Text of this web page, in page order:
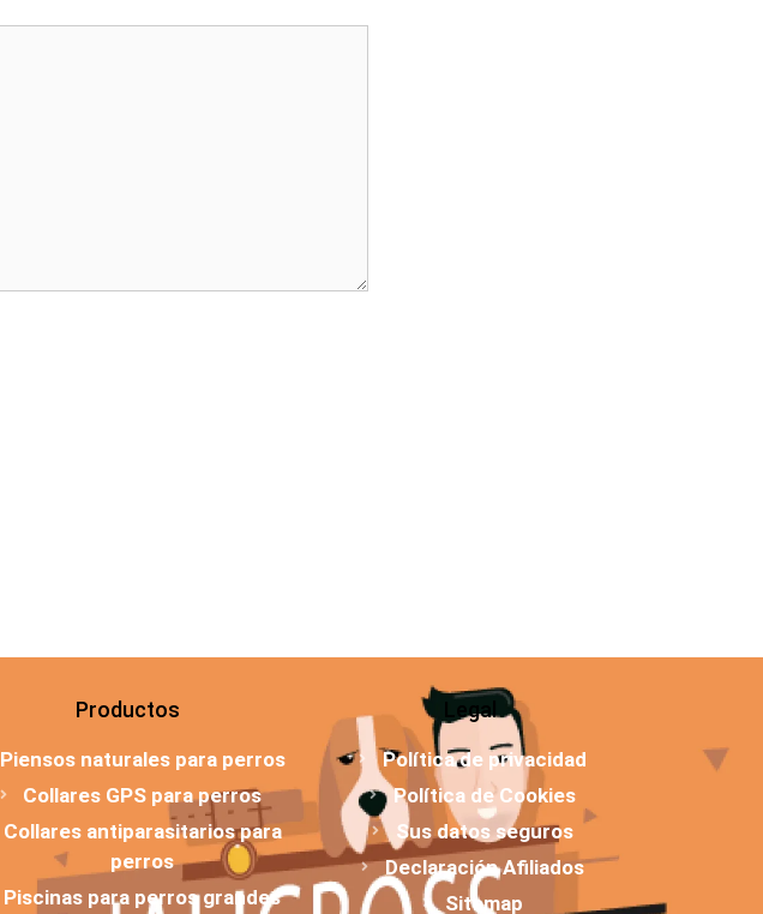
Productos
Piensos naturales para perros
Collares GPS para perros
Collares antiparasitarios para
perros
Piscinas para perros grandes
Legal
Política de privacidad
Política de Cookies
Sus datos seguros
Declaración Afiliados
Sitemap